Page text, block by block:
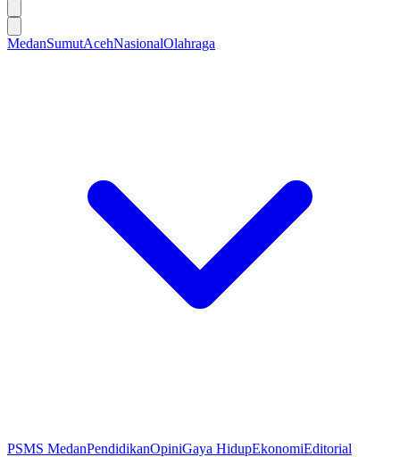
MedanSumutAcehNasionalOlahraga
PSMS MedanPendidikanOpiniGaya HidupEkonomiEditorial